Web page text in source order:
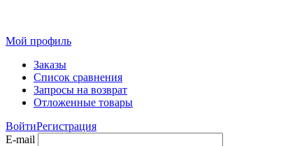
Мой профиль
Заказы
Список сравнения
Запросы на возврат
Отложенные товары
ВойтиРегистрация
E-mail